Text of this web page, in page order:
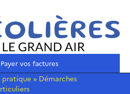
Payer vos factures
pratique » Démarches